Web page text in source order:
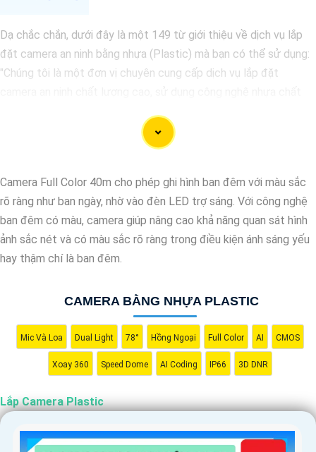
Dạ chắc chắn, dưới đây là một 149 từ giới thiệu về dịch vụ lắp
đặt camera an ninh bằng nhựa (Plastic) mà bạn có thể sử dụng:
"Chúng tôi là một đơn vị chuyên cung cấp dịch vụ lắp đặt
tôi cam kết mang đến cho khách hàng sự an tâm và yên tâm về
an ninh tại mọi không gian. Hệ thống camera nhựa của chúng An
tính năng chống thấm nước, chống va đập hiệu quả. Đến với
chúng tôi, quý khách sẽ được tư vấn kỹ lưỡng và lựa chọn giải
pháp an ninh tốt nhất cho gia đình, cửa hàng hoặc doanh nghiệp
của mình. Hãy để chúng tôi giúp bạn bảo vệ mọi khoảnh khắc
quan trọng."
Camera Full Color 40m cho phép ghi hình ban đêm với màu sắc
rõ ràng như ban ngày, nhờ vào đèn LED trợ sáng. Với công nghệ
ban đêm có màu, camera giúp nâng cao khả năng quan sát hình
ảnh sắc nét và có màu sắc rõ ràng trong điều kiện ánh sáng yếu
hay thậm chí là ban đêm.
CAMERA BẰNG NHỰA PLASTIC
Mic Và Loa Dual Light 78° Hồng Ngoại Full Color AI CMOS
Xoay 360 Speed Dome AI Coding IP66 3D DNR
Lắp Camera Plastic